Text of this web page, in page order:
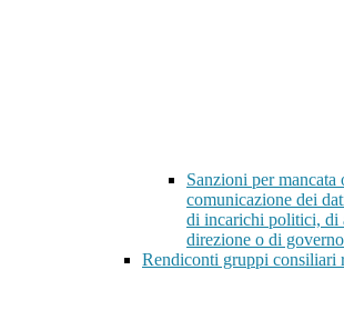
Sanzioni per mancata
comunicazione dei
di incarichi politici, di
direzione o di governo
Rendiconti gruppi consiliari